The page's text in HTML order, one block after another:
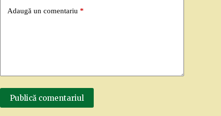
Adaugă un comentariu *
Publică comentariul